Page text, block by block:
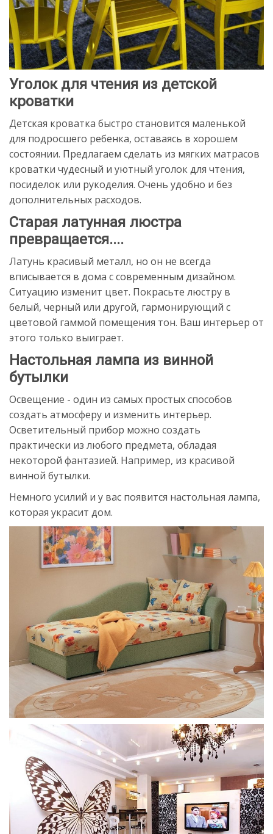
Уголок для чтения из детской
кроватки
Детская кроватка быстро становится маленькой
для подросшего ребенка, оставаясь в хорошем
состоянии. Предлагаем сделать из мягких матрасов
кроватки чудесный и уютный уголок для чтения,
посиделок или рукоделия. Очень удобно и без
дополнительных расходов.
Старая латунная люстра
превращается....
Латунь красивый металл, но он не всегда
вписывается в дома с современным дизайном.
Ситуацию изменит цвет. Покрасьте люстру в
белый, черный или другой, гармонирующий с
цветовой гаммой помещения тон. Ваш интерьер от
этого только выиграет.
Настольная лампа из винной
бутылки
Освещение - один из самых простых способов
создать атмосферу и изменить интерьер.
Осветительный прибор можно создать
практически из любого предмета, обладая
некоторой фантазией. Например, из красивой
винной бутылки.
Немного усилий и у вас появится настольная лампа,
которая украсит дом.